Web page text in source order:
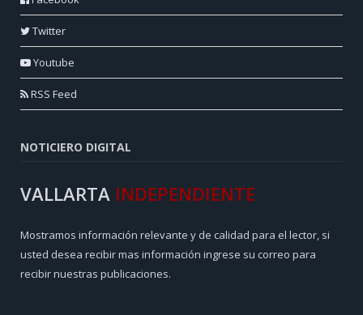
Twitter
Youtube
RSS Feed
NOTICIERO DIGITAL
VALLARTA INDEPENDIENTE
Mostramos información relevante y de calidad para el lector, si
usted desea recibir mas información ingrese su correo para
recibir nuestras publicaciones.